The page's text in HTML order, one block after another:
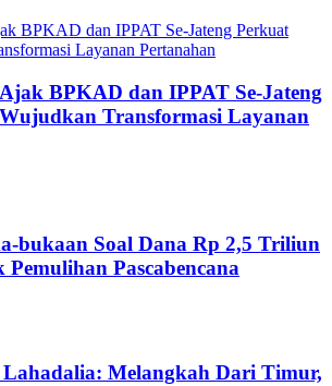
BPKAD dan IPPAT Se-Jateng
Transformasi Layanan
bukaan Soal Dana Rp 2,5 Triliun
Pascabencana
Melangkah Dari Timur,